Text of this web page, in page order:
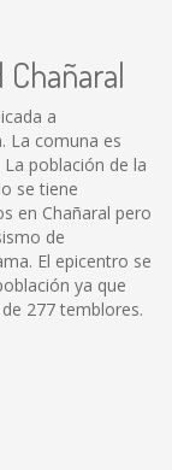
a
La comuna es
población de la
se tiene
en Chañaral pero
de
El epicentro se
ya que
277 temblores.